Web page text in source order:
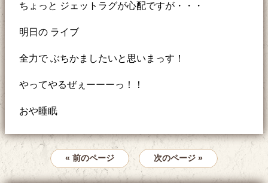
ちょっと ジェットラグが心配ですが・・・
明日の ライブ
全力で ぶちかましたいと思いまっす！
やってやるぜぇーーーっ！！
おや睡眠
« 前のページ 次のページ »